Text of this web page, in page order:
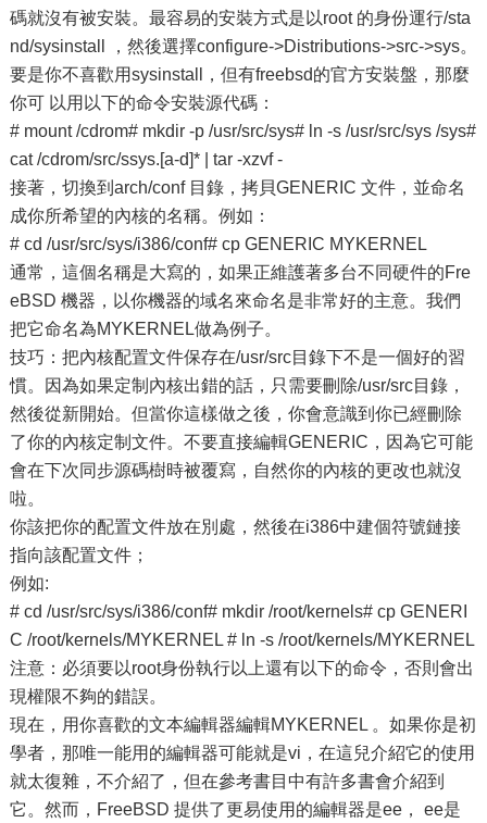
碼就沒有被安裝。最容易的安裝方式是以root 的身份運行/sta
nd/sysinstall ，然後選擇configure->Distributions->src->sys。
要是你不喜歡用sysinstall，但有freebsd的官方安裝盤，那麼
你可 以用以下的命令安裝源代碼：
# mount /cdrom# mkdir -p /usr/src/sys# ln -s /usr/src/sys /sys#
cat /cdrom/src/ssys.[a-d]* | tar -xzvf -
接著，切換到arch/conf 目錄，拷貝GENERIC 文件，並命名
成你所希望的內核的名稱。例如：
# cd /usr/src/sys/i386/conf# cp GENERIC MYKERNEL
通常，這個名稱是大寫的，如果正維護著多台不同硬件的Fre
eBSD 機器，以你機器的域名來命名是非常好的主意。我們
把它命名為MYKERNEL做為例子。
技巧：把內核配置文件保存在/usr/src目錄下不是一個好的習
慣。因為如果定制內核出錯的話，只需要刪除/usr/src目錄，
然後從新開始。但當你這樣做之後，你會意識到你已經刪除
了你的內核定制文件。不要直接編輯GENERIC，因為它可能
會在下次同步源碼樹時被覆寫，自然你的內核的更改也就沒
啦。
你該把你的配置文件放在別處，然後在i386中建個符號鏈接
指向該配置文件；
例如:
# cd /usr/src/sys/i386/conf# mkdir /root/kernels# cp GENERI
C /root/kernels/MYKERNEL # ln -s /root/kernels/MYKERNEL
注意：必須要以root身份執行以上還有以下的命令，否則會出
現權限不夠的錯誤。
現在，用你喜歡的文本編輯器編輯MYKERNEL 。如果你是初
學者，那唯一能用的編輯器可能就是vi，在這兒介紹它的使用
就太復雜，不介紹了，但在參考書目中有許多書會介紹到
它。然而，FreeBSD 提供了更易使用的編輯器是ee， ee是